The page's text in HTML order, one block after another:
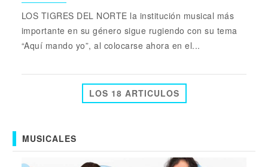
LOS TIGRES DEL NORTE la institución musical más
importante en su género sigue rugiendo con su tema
“Aquí mando yo”, al colocarse ahora en el...
LOS 18 ARTICULOS
MUSICALES